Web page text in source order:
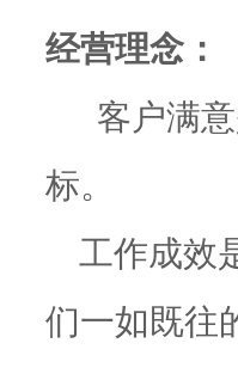
经营理念：
客户满意
标。
工作成效
们一如既往